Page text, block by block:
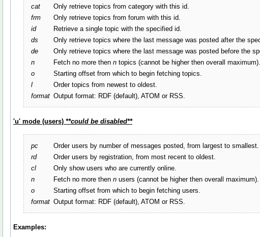
cat
Only retrieve topics from category with this id.
frm
Only retrieve topics from forum with this id.
id
Retrieve a single topic with the specified id.
ds
Only retrieve topics where the last message was posted after the
de
Only retrieve topics where the last message was posted before the
n
Fetch no more then n topics (cannot be higher then overall maximum).
o
Starting offset from which to begin fetching topics.
l
Order topics from newest to oldest.
format Output format: RDF (default), ATOM or RSS.
'u' mode (users) **could be disabled**
pc
Order users by number of messages posted, from largest to smallest.
rd
Order users by registration, from most recent to oldest.
cl
Only show users who are currently online.
n
Fetch no more then n users (cannot be higher then overall maximum).
o
Starting offset from which to begin fetching users.
format Output format: RDF (default), ATOM or RSS.
Examples: